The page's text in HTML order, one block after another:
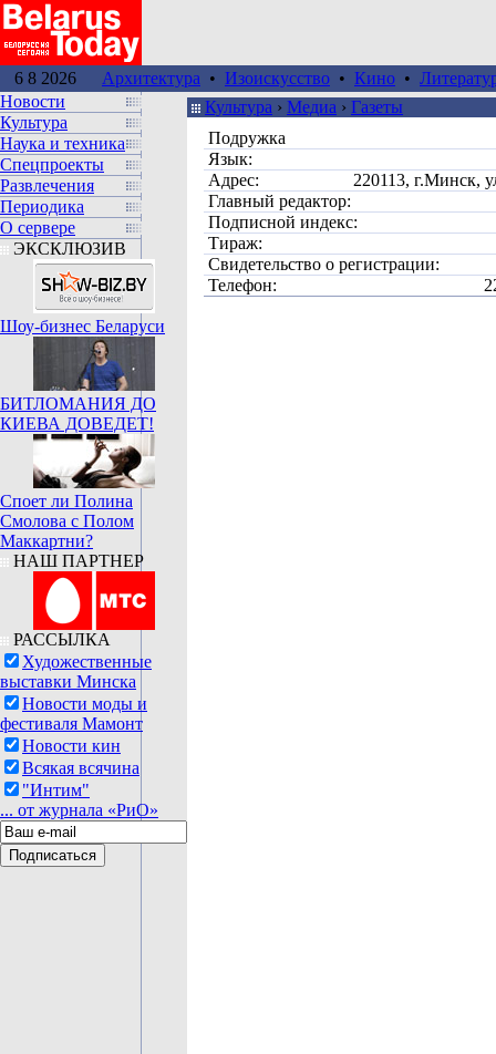
6 8 2026 Архитектура • Изоискусство • Кино •
Новости
Культура
Наука и техника
Спецпроекты
Развлечения
Периодика
О сервере
ЭКСКЛЮЗИВ
Шоу-бизнес Беларуси
БИТЛОМАНИЯ ДО
КИЕВА ДОВЕДЕТ!
Споет ли Полина
Смолова с Полом
Маккартни?
НАШ ПАРТНЕР
РАССЫЛКА
Художественные
выставки Минска
Новости моды и
фестиваля Мамонт
Новости кин
Всякая всячина
"Интим"
... от журнала «РиО»
Культура › Медиа › Газеты
Подружка
Язык:
Адрес:
220113, г.Минск,
Главный редактор:
Подписной индекс:
Тираж:
Свидетельство о регистрации:
Телефон: